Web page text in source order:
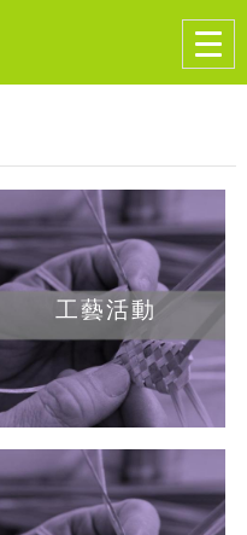
工藝活動